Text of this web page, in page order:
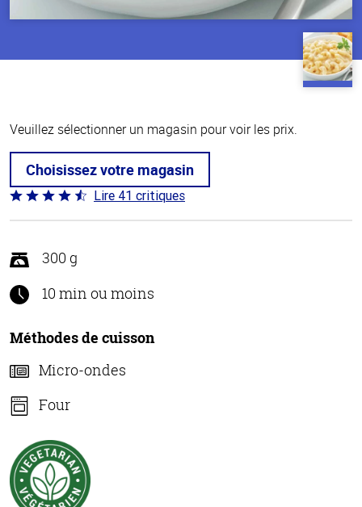
Veuillez sélectionner un magasin pour voir les prix.
Choisissez votre magasin
Coté
4.4 sur
Lire 41 critiques
300 g
10 min ou moins
Méthodes de cuisson
Micro-ondes
Four